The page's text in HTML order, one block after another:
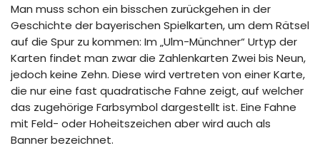
Man muss schon ein bisschen zurückgehen in der
Geschichte der bayerischen Spielkarten, um dem Rätsel
auf die Spur zu kommen: Im „Ulm-Münchner“ Urtyp der
Karten findet man zwar die Zahlenkarten Zwei bis Neun,
jedoch keine Zehn. Diese wird vertreten von einer Karte,
die nur eine fast quadratische Fahne zeigt, auf welcher
das zugehörige Farbsymbol dargestellt ist. Eine Fahne
mit Feld- oder Hoheitszeichen aber wird auch als
Banner bezeichnet.